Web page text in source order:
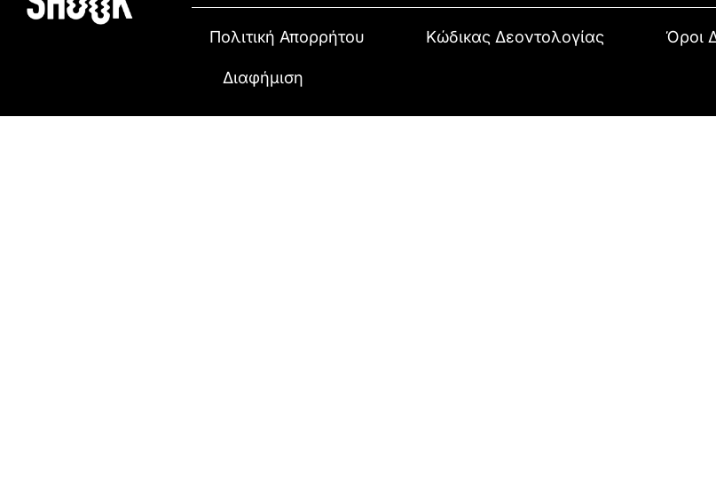
Πολιτική Απορρήτου Κώδικας Δεοντολογίας Όροι
Διαφήμιση